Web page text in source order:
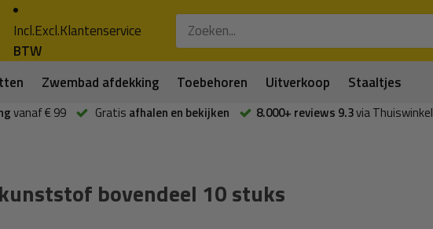
Incl.Excl.
BTW
Klantenservice
Zwembad afdekking Toebehoren Uitverkoop Staaltjes
vanaf € 99 Gratis afhalen en bekijken 8.000+ reviews 9.3via Thuiswinkel
bovendeel 10 stuks